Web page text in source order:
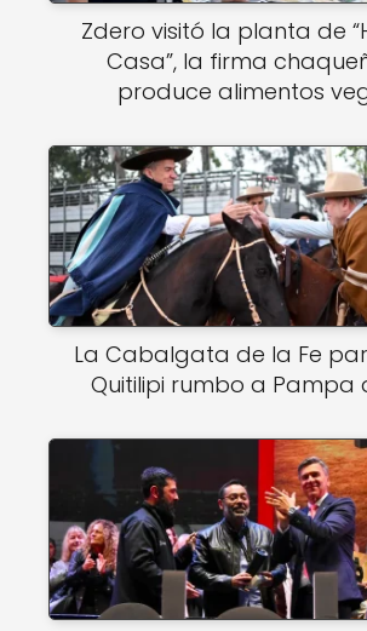
Zdero visitó la planta de
Casa”, la firma
produce alimentos
La Cabalgata de la Fe
Quitilipi rumbo a Pampa